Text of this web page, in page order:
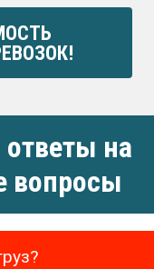
на
вопросы